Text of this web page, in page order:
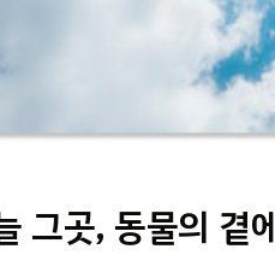
그곳, 동물의 곁